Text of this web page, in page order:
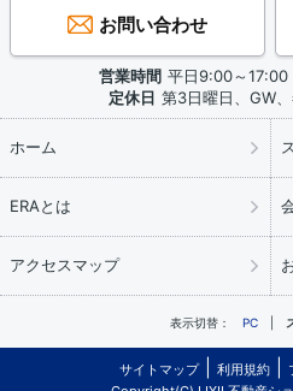
お問い合わせ
営業時間 平日9:00～
定休日 第3日曜日、GW
ホーム
ERAとは
アクセスマップ
表示切替： PC
サイトマップ 利用規約